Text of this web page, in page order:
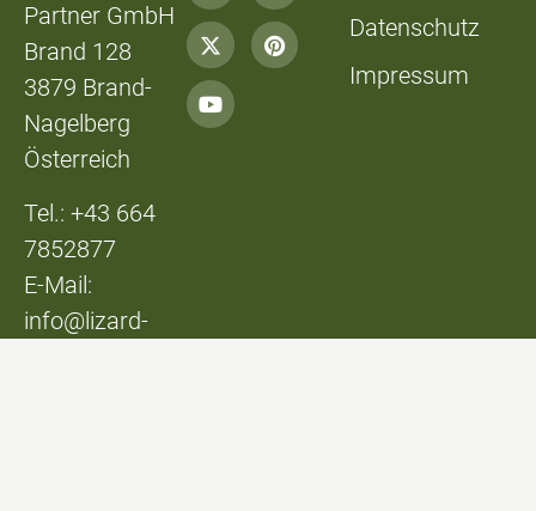
Partner GmbH
Brand 128
3879 Brand-
Nagelberg
Österreich
Tel.: +43 664
7852877
E-Mail:
info@lizard-
Datenschutz
Impressum